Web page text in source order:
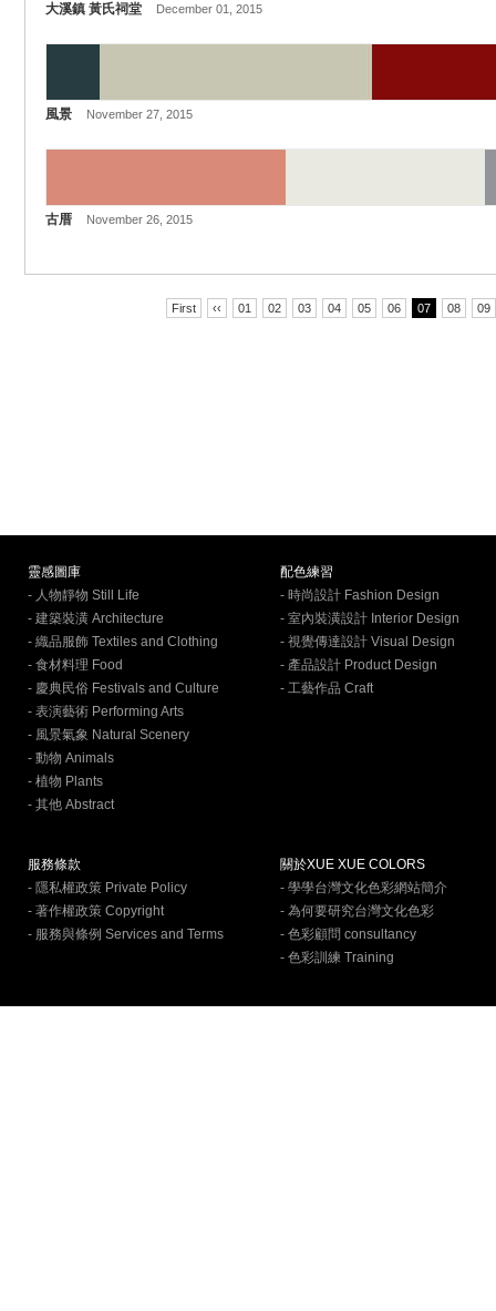
大溪鎮 黃氏祠堂 December 01, 2015
風景 November 27, 2015
古厝 November 26, 2015
First ‹‹ 01 02 03 04 05 06 07 08 09
靈感圖庫
- 人物靜物 Still Life
- 建築裝潢 Architecture
- 織品服飾 Textiles and Clothing
- 食材料理 Food
- 慶典民俗 Festivals and Culture
- 表演藝術 Performing Arts
- 風景氣象 Natural Scenery
- 動物 Animals
- 植物 Plants
- 其他 Abstract
配色練習
- 時尚設計 Fashion Design
- 室內裝潢設計 Interior Design
- 視覺傳達設計 Visual Design
- 產品設計 Product Design
- 工藝作品 Craft
服務條款
- 隱私權政策 Private Policy
- 著作權政策 Copyright
- 服務與條例 Services and Terms
關於XUE XUE COLORS
- 學學台灣文化色彩網站簡介
- 為何要研究台灣文化色彩
- 色彩顧問 consultancy
- 色彩訓練 Training